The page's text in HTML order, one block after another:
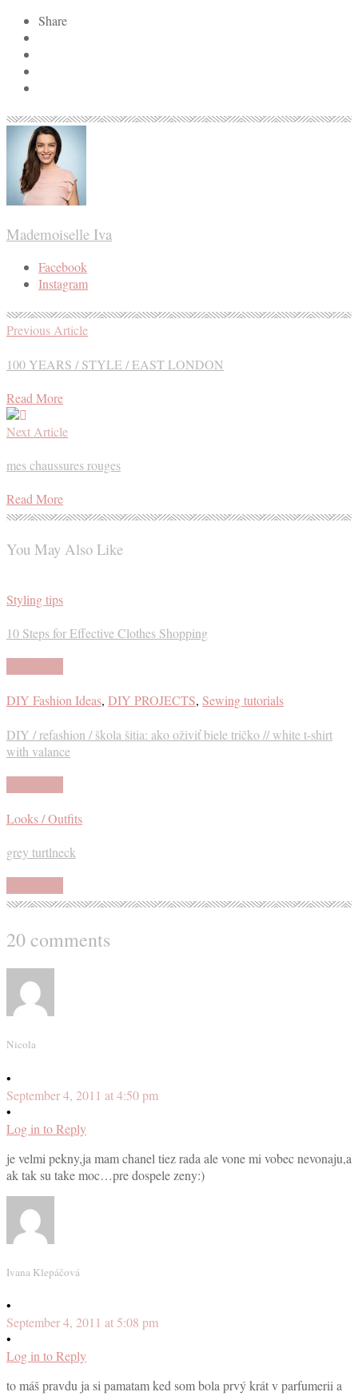
Share
Mademoiselle Iva
Facebook
Instagram
Previous Article
100 YEARS / STYLE / EAST LONDON
Read More
Next Article
mes chaussures rouges
Read More
You May Also Like
Styling tips
10 Steps for Effective Clothes Shopping
DIY Fashion Ideas, DIY PROJECTS, Sewing tutorials
DIY / refashion / škola šitia: ako oživiť biele tričko // white t-shirt
with valance
Looks / Outfits
grey turtlneck
20 comments
Nicola
•
September 4, 2011 at 4:50 pm
•
Log in to Reply
je velmi pekny,ja mam chanel tiez rada ale vone mi vobec nevonaju,a
ak tak su take moc…pre dospele zeny:)
Ivana Klepáčová
•
September 4, 2011 at 5:08 pm
•
Log in to Reply
to máš pravdu ja si pamatam ked som bola prvý krát v parfumerii a